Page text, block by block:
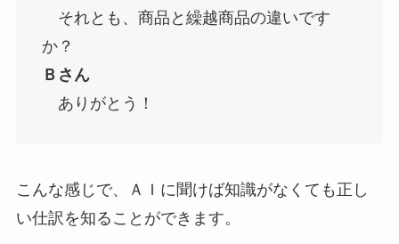
それとも、商品と繰越商品の違いです
か？
Ｂさん
ありがとう！
こんな感じで、ＡＩに聞けば知識がなくても正し
い仕訳を知ることができます。